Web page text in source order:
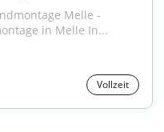
Melle -
in Melle In...
Vollzeit